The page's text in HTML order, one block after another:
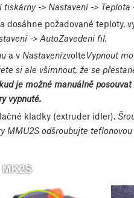
tiskárny -> Nastavení -> Teplota
dosáhne požadované teploty,
-> AutoZavedeni fil.
a v NastavenízvolteVypnout
si ale všimnout, že se
je možné manuálně
vypnuté.
kladky (extruder idler).
MMU2S odšroubujte